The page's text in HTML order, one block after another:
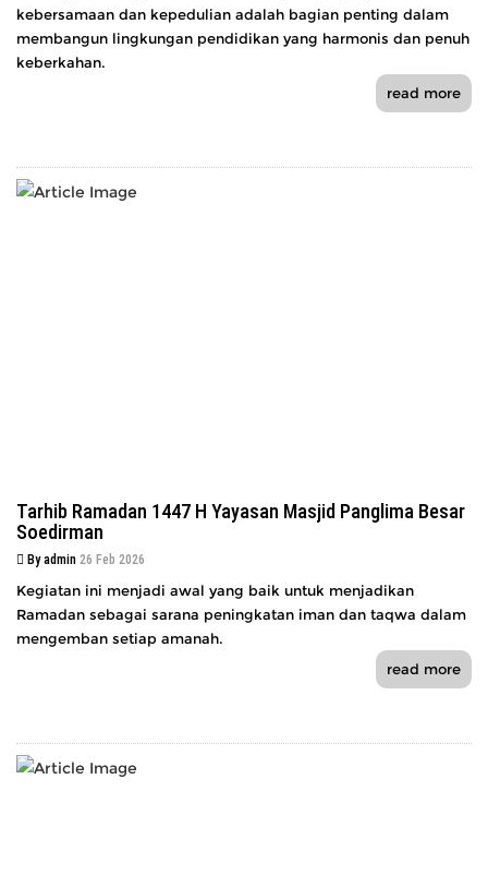
kebersamaan dan kepedulian adalah bagian penting dalam
membangun lingkungan pendidikan yang harmonis dan penuh
keberkahan.
read more
Tarhib Ramadan 1447 H Yayasan Masjid Panglima Besar
Soedirman
By admin 26 Feb 2026
Kegiatan ini menjadi awal yang baik untuk menjadikan
Ramadan sebagai sarana peningkatan iman dan taqwa dalam
mengemban setiap amanah.
read more